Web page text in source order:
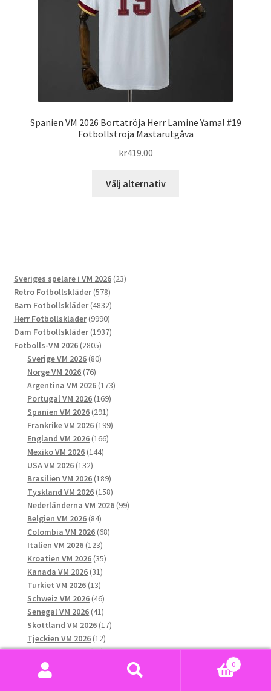
på
produktsidan
Spanien VM 2026 Bortatröja Herr Lamine Yamal #19
Fotbollströja Mästarutgåva
kr419.00
Välj alternativ
Sveriges spelare i VM 2026 2323
Retro Fotbollskläder 578578
produkter
Barn Fotbollskläder 48324832
produkter
Herr Fotbollskläder 99909990
produkter
Dam Fotbollskläder 19371937
Fotbolls-VM 2026 28052805
produkter
Sverige VM 2026 8080
Norge VM 2026 7676
produkter
Argentina VM 2026 173173
Portugal VM 2026 169169
Spanien VM 2026 291291
produkter
Frankrike VM 2026 199199
England VM 2026 166166
Mexiko VM 2026 144144
USA VM 2026 132132
produkter
Brasilien VM 2026 189189
produkter
Tyskland VM 2026 158158
produkter
Nederländerna VM 2026 9999
Belgien VM 2026 8484
produkter
Colombia VM 2026 6868
Italien VM 2026 123123
produkter
Kroatien VM 2026 3535
Kanada VM 2026 3131
produkter
Turkiet VM 2026 1313
produkter
Schweiz VM 2026 4646
produkter
Senegal VM 2026 4141
produkter
Skottland VM 2026 1717
Tjeckien VM 2026 1212
produkter
Ukraina VM 2026 1010
produkter
Ungern VM 2026
produkter
Uruguay VM 2026
0